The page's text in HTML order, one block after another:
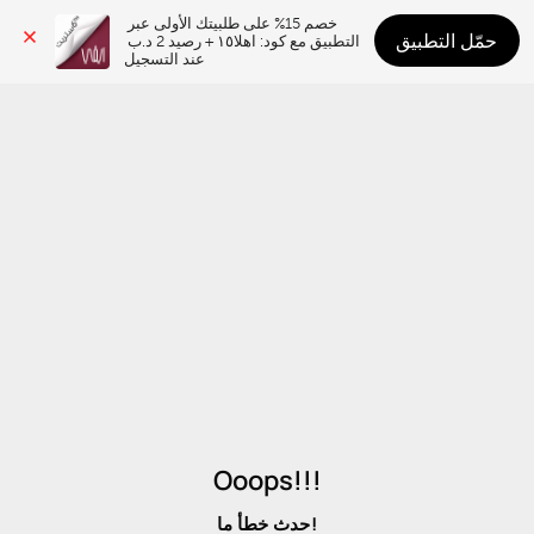
عند التسجيل
حمّل التطبيق
Ooops!!!
حدث خطأ ما!